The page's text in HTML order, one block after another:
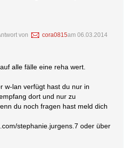
von cora0815am 06.03.2014
alle fälle eine reha wert.
w-lan verfügt hast du nur in
dort und nur zu
du noch fragen hast meld dich
stephanie.jurgens.7 oder über